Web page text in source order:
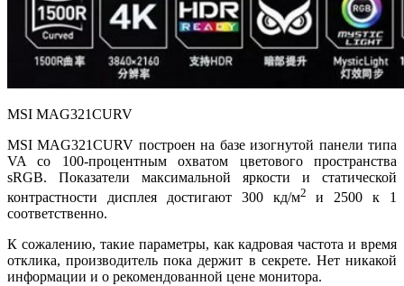
MSI MAG321CURV
MSI MAG321CURV построен на базе изогнутой панели типа
VA со 100-процентным охватом цветового пространства
sRGB. Показатели максимальной яркости и статической
контрастности дисплея достигают 300 кд/м2 и 2500 к 1
соответственно.
К сожалению, такие параметры, как кадровая частота и время
отклика, производитель пока держит в секрете. Нет никакой
информации и о рекомендованной цене монитора.